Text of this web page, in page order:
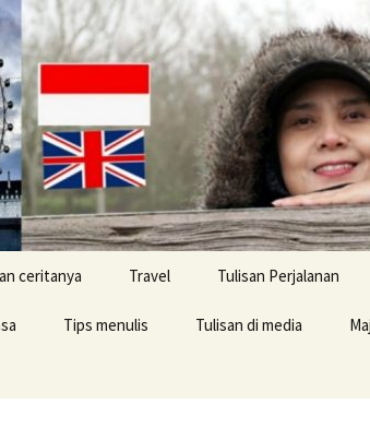
ceritanya Travel Tulisan Perjalanan
Tips menulis Tulisan di media